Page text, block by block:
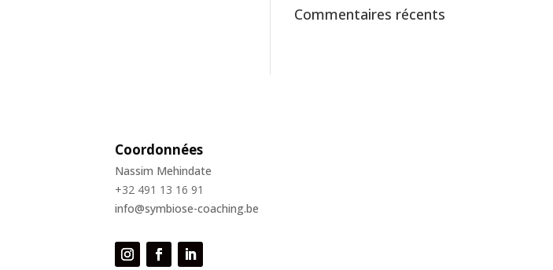
Commentaires récents
Coordonnées
Nassim Mehindate
+32 491 13 16 91
info@symbiose-coaching.be